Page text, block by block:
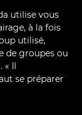
utilise vous
à la fois
utilisé,
de groupes ou
« Il
se préparer